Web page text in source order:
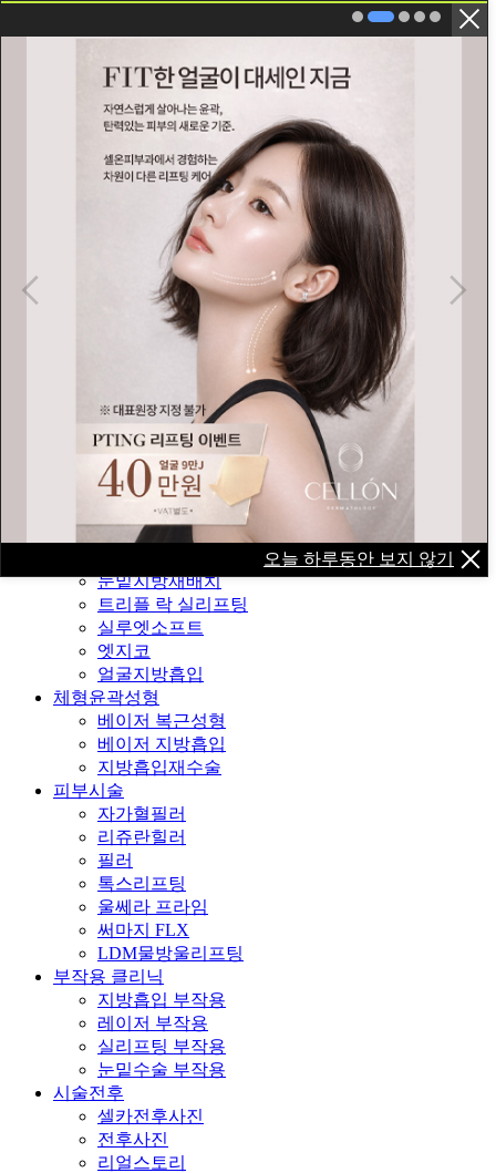
셀온의 철학
첨단재생의료지정병원이란?
강승훈 원장 이야기
의료진 소개
장비 소개
병원 둘러보기
미디어 / 공지사항
오시는 길/진료안내
줄기세포&재생의학
지방유래 배양 줄기세포
고압산소 치료
셀레이브(SELAVE) 치료
콜라겐 재생 치료
얼굴윤곽성형
눈밑지방재배치
트리플 락 실리프팅
실루엣소프트
엣지코
얼굴지방흡입
체형윤곽성형
베이저 복근성형
베이저 지방흡입
지방흡입재수술
피부시술
자가혈필러
리쥬란힐러
필러
톡스리프팅
울쎄라 프라임
써마지 FLX
LDM물방울리프팅
부작용 클리닉
지방흡입 부작용
레이저 부작용
실리프팅 부작용
눈밑수술 부작용
시술전후
셀카전후사진
전후사진
리얼스토리
오늘 하루동안 보지 않기